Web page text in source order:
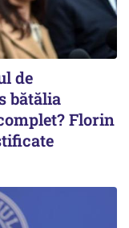
de
bătălia
Florin